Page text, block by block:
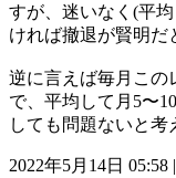
すが、迷いなく(平
ければ撤退が賢明だ
逆に言えば毎月この
で、平均して月5〜
しても問題ないと考
2022年5月14日 05:58 |